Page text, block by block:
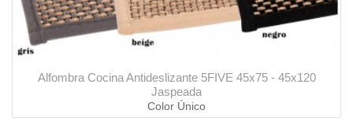
Alfombra Cocina Antideslizante 5FIVE 45x75 - 45x120
Jaspeada
Color Único